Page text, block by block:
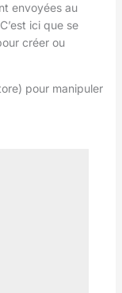
envoyées au
ici que se
créer ou
pour manipuler